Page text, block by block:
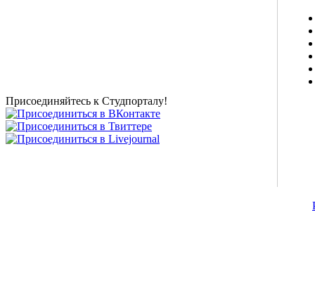
Присоединяйтесь к Студпорталу!